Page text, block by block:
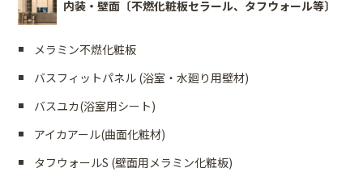
内装・壁面〔不燃化粧板セラール、タフウォール等〕
メラミン不燃化粧板
バスフィットパネル (浴室・水廻り用壁材)
バスユカ(浴室用シート)
アイカアール(曲面化粧材)
タフウォールS (壁面用メラミン化粧板)